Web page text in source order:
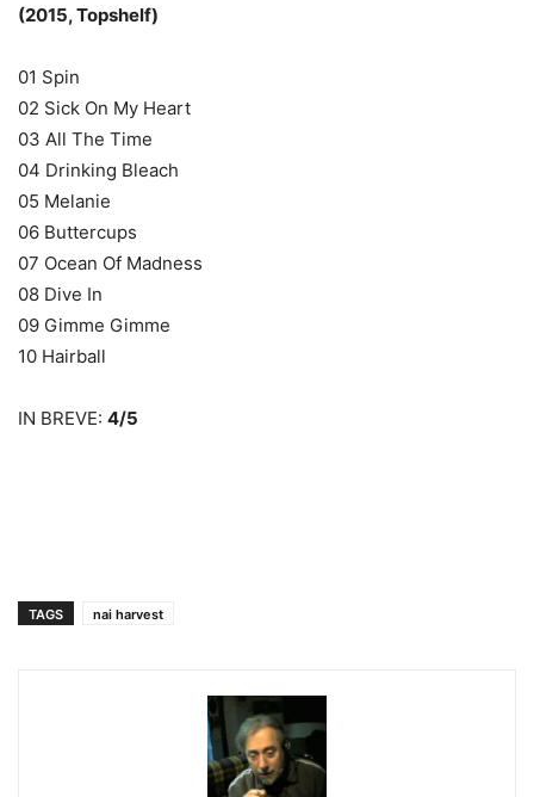
(2015, Topshelf)
01 Spin
02 Sick On My Heart
03 All The Time
04 Drinking Bleach
05 Melanie
06 Buttercups
07 Ocean Of Madness
08 Dive In
09 Gimme Gimme
10 Hairball
IN BREVE: 4/5
TAGS nai harvest